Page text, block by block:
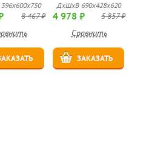
8 467 ₽
ДхШхВ 690х428х620
4 978 ₽ 5 857 ₽
Сравнить
ЗАКАЗАТЬ